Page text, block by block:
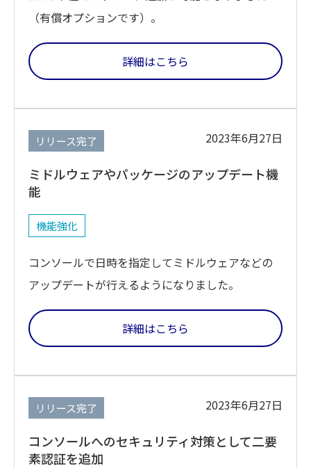
（有償オプションです）。
詳細はこちら
リリース完了 2023年6月27日
ミドルウェアやパッケージのアップデート機
能
機能強化
コンソールで日時を指定してミドルウェアなどの
アップデートが行えるようになりました。
詳細はこちら
リリース完了 2023年6月27日
コンソールへのセキュリティ対策として二要
素認証を追加